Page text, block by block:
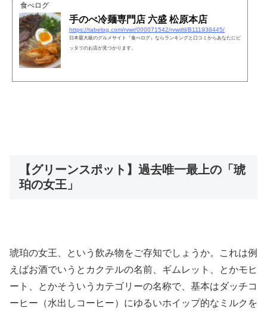
食べログ
手のべ冷麺専門店 六盛 松原本店
https://tabelog.com/rvwr/000071542/rvwdtl/B111938445/
日本最大級のグルメサイト『食べログ』ならランキングと口コミからあなたにピ
ッタリのお店が見つかります。
【グリーンスポット】過去唯一最上の「琥
珀の女王」
琥珀の女王、という飲み物をご存知でしょうか。これは例
えばお酒でいうとカクテルの名前、ギムレット、とかモヒ
ート、とかそういうカテゴリーの名称で、基本はダッチコ
ーヒー（水出しコーヒー）にゆるいホイップ的なミルクを